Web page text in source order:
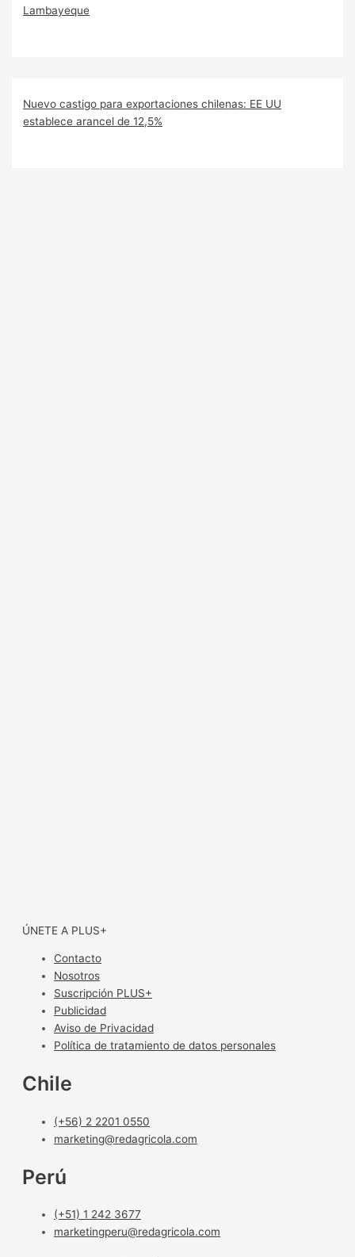
Lambayeque
Nuevo castigo para exportaciones chilenas: EE UU
establece arancel de 12,5%
ÚNETE A PLUS+
Contacto
Nosotros
Suscripción PLUS+
Publicidad
Aviso de Privacidad
Política de tratamiento de datos personales
Chile
(+56) 2 2201 0550
marketing@redagricola.com
Perú
(+51) 1 242 3677
marketingperu@redagricola.com